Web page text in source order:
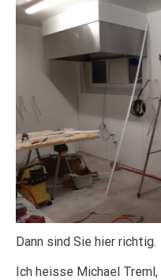
Dann sind Sie hier richtig.
Ich heisse Michael